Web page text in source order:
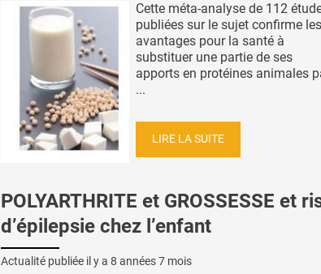
Cette méta-analyse de 112
publiées sur le sujet confirme les
avantages pour la santé à
substituer une partie de ses
apports en protéines animales
...
LIRE LA SUITE
POLYARTHRITE et GROSSESSE et
d’épilepsie chez l’enfant
Actualité publiée il y a 8 années 7 mois